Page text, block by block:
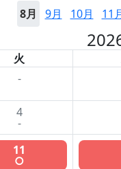
8月
9月 10月 11
火
-
4
-
11
○